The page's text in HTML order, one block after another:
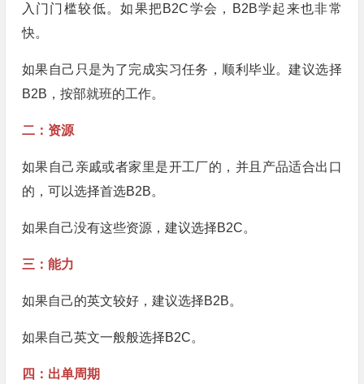
入门门槛较低。如果把B2C学会，B2B学起来也非常
快。
如果自己只是为了完成实习任务，顺利毕业。建议选择
B2B，按部就班的工作。
二：资源
如果自己亲戚或者家里是开工厂的，并且产品适合出口
的，可以选择首选B2B。
如果自己没有这些资源，建议选择B2C。
三：能力
如果自己的英文较好，建议选择B2B。
如果自己英文一般般选择B2C。
四：出单周期